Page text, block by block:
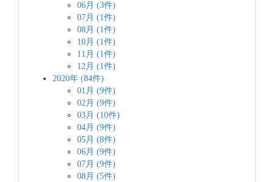
06月 (3件)
07月 (1件)
08月 (1件)
10月 (1件)
11月 (1件)
12月 (1件)
2020年 (84件)
01月 (9件)
02月 (9件)
03月 (10件)
04月 (9件)
05月 (8件)
06月 (9件)
07月 (9件)
08月 (5件)